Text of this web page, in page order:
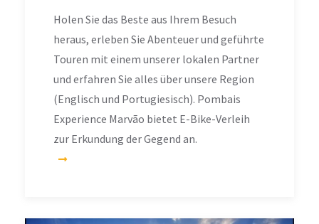
Holen Sie das Beste aus Ihrem Besuch
heraus, erleben Sie Abenteuer und geführte
Touren mit einem unserer lokalen Partner
und erfahren Sie alles über unsere Region
(Englisch und Portugiesisch). Pombais
Experience Marvão bietet E-Bike-Verleih
zur Erkundung der Gegend an.